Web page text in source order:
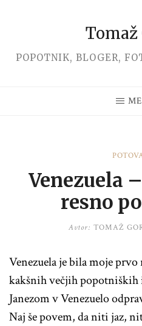
Tomaž
POPOTNIK, BLOGER,
Venezuela
resno
Avtor: TOMAŽ
Venezuela je bila moje
kakšnih večjih popotniških
Janezom v Venezuelo
Naj še povem, da niti jaz,